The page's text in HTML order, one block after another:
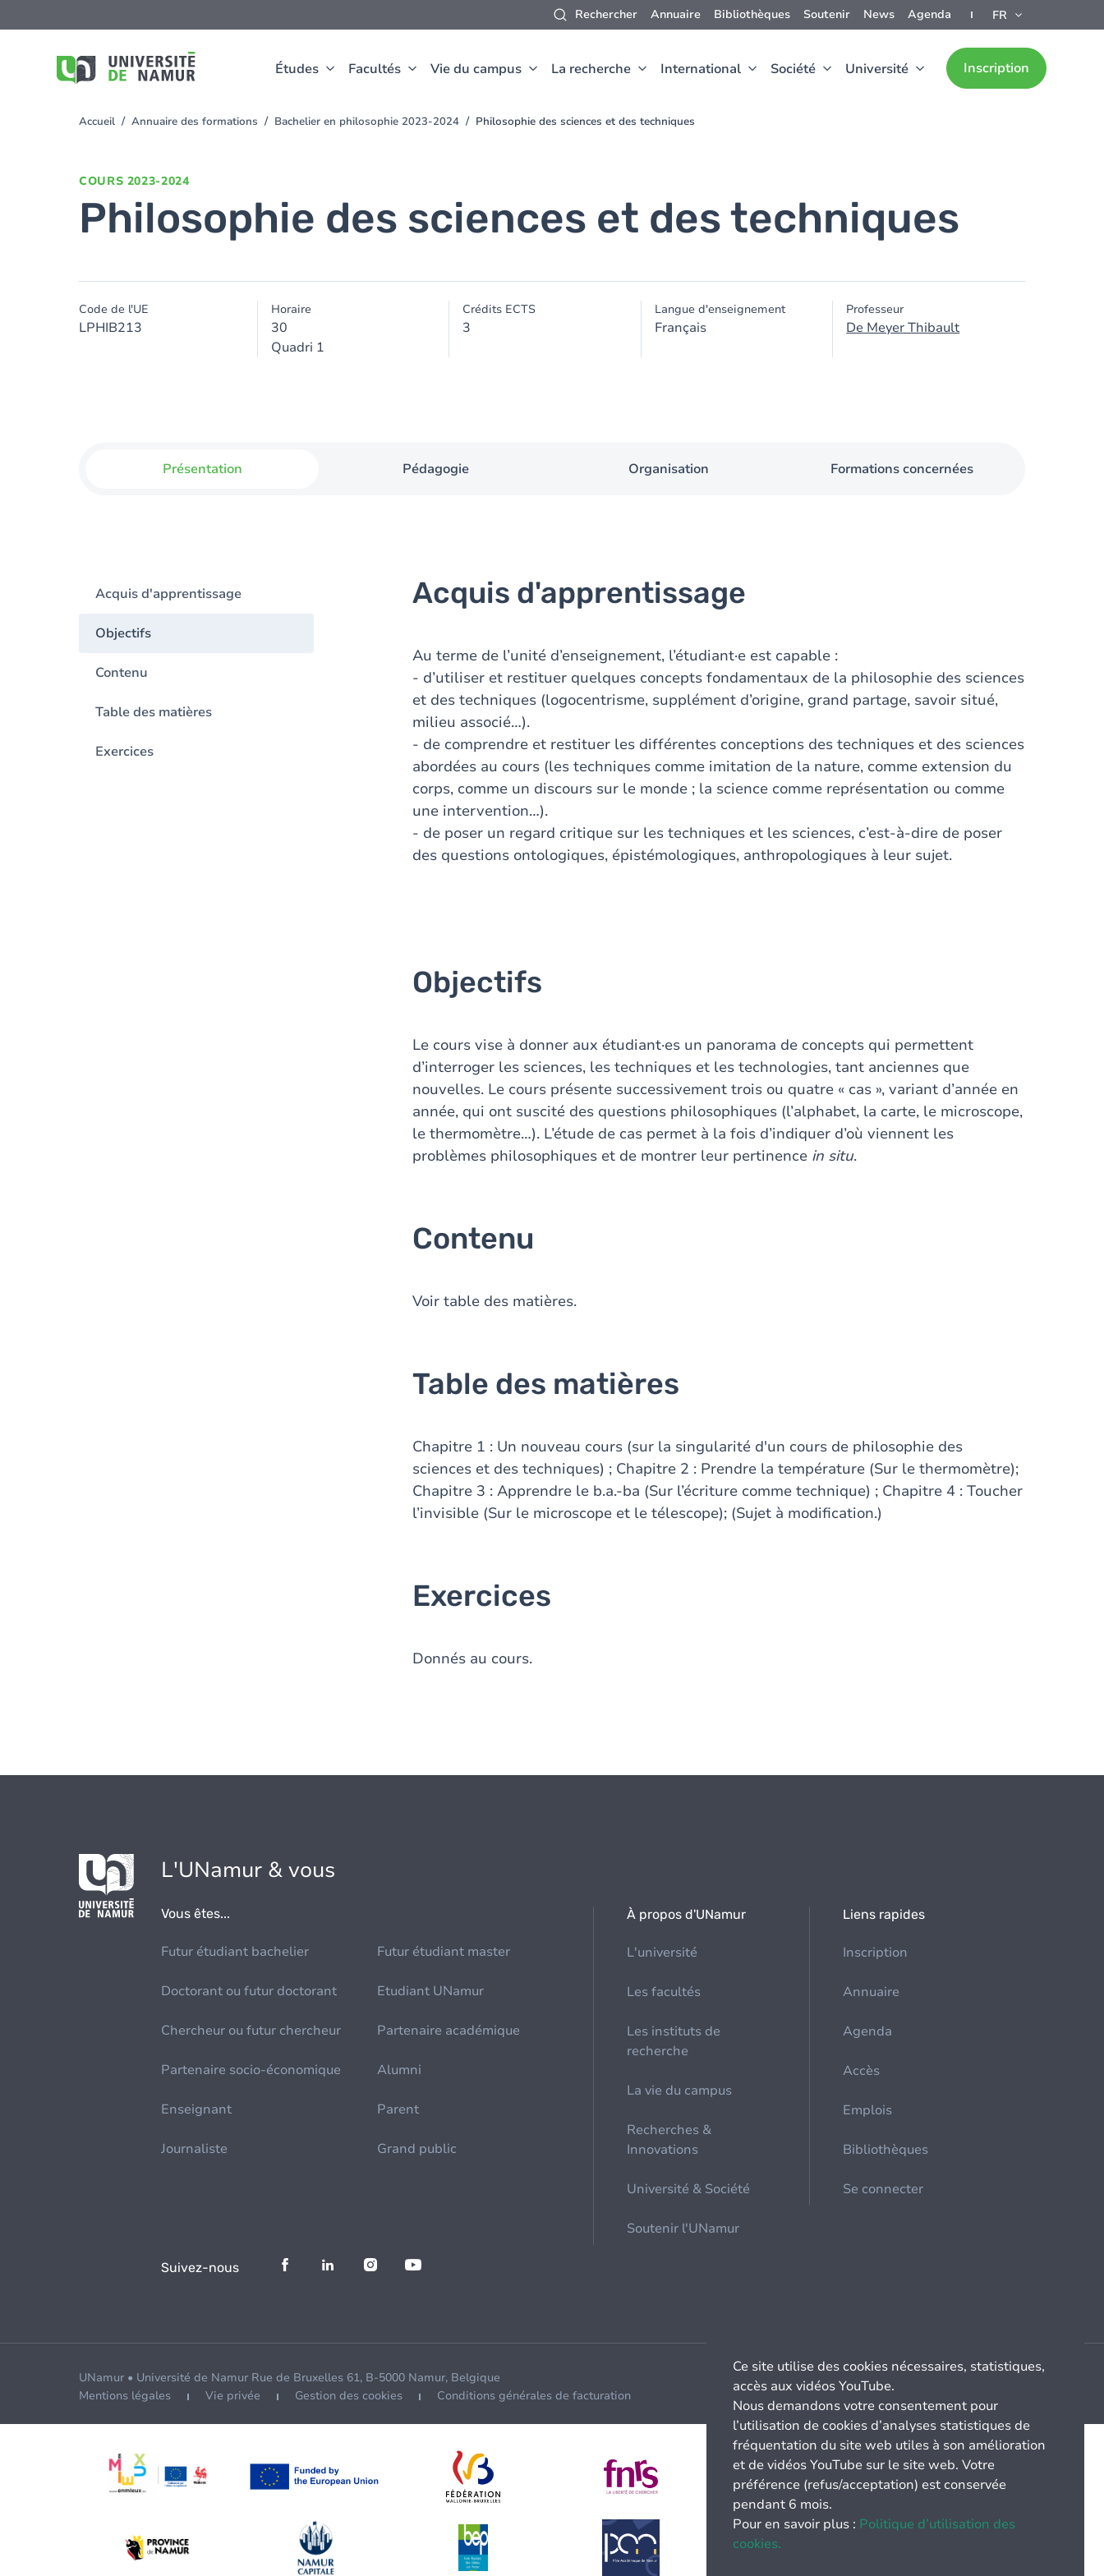
Rechercher Annuaire Bibliothèques Soutenir News Agenda FR
Études Facultés Vie du campus La recherche International Société Université Inscription
au
You
Accueil Annuaire des formations Bachelier en philosophie 2023-2024 Philosophie des sciences et des techniques
COURS 2023-2024
Philosophie des sciences et des techniques
Code de l'UE
LPHIB213
Horaire
30
Quadri 1
Crédits ECTS
3
Langue d'enseignement
Français
Professeur
De Meyer Thibault
Présentation Pédagogie Organisation Formations concernées
Acquis d'apprentissage
Objectifs
Contenu
Table des matières
Exercices
Acquis d'apprentissage
Au terme de l’unité d’enseignement, l’étudiant·e est capable :
- d’utiliser et restituer quelques concepts fondamentaux de la philosophie des sciences
et des techniques (logocentrisme, supplément d’origine, grand partage, savoir situé,
milieu associé…).
- de comprendre et restituer les différentes conceptions des techniques et des sciences
abordées au cours (les techniques comme imitation de la nature, comme extension du
corps, comme un discours sur le monde ; la science comme représentation ou comme
une intervention…).
- de poser un regard critique sur les techniques et les sciences, c’est-à-dire de poser
des questions ontologiques, épistémologiques, anthropologiques à leur sujet.
Objectifs
Le cours vise à donner aux étudiant·es un panorama de concepts qui permettent
d’interroger les sciences, les techniques et les technologies, tant anciennes que
nouvelles. Le cours présente successivement trois ou quatre « cas », variant d’année en
année, qui ont suscité des questions philosophiques (l’alphabet, la carte, le microscope,
le thermomètre…). L’étude de cas permet à la fois d’indiquer d’où viennent les
problèmes philosophiques et de montrer leur pertinence in situ.
Contenu
Voir table des matières.
Table des matières
Chapitre 1 : Un nouveau cours (sur la singularité d'un cours de philosophie des
sciences et des techniques) ; Chapitre 2 : Prendre la température (Sur le thermomètre);
Chapitre 3 : Apprendre le b.a.-ba (Sur l’écriture comme technique) ; Chapitre 4 : Toucher
l’invisible (Sur le microscope et le télescope); (Sujet à modification.)
Exercices
Donnés au cours.
L'UNamur & vous
Vous êtes...
Futur étudiant bachelier Futur étudiant master
Doctorant ou futur doctorant Etudiant UNamur
Chercheur ou futur chercheur Partenaire académique
Partenaire socio-économique Alumni
Enseignant Parent
Journaliste Grand public
À propos d'UNamur
L'université
Les facultés
Les instituts de
recherche
La vie du campus
Recherches &
Innovations
Université & Société
Soutenir l'UNamur
Liens rapides
Inscription
Annuaire
Agenda
Accès
Emplois
Bibliothèques
Se connecter
Suivez-nous
UNamur • Université de Namur Rue de Bruxelles 61, B-5000 Namur, Belgique
Mentions légales
Vie privée Gestion des cookies Conditions générales de facturation
Ce site utilise des cookies nécessaires, statistiques,
accès aux vidéos YouTube.
Nous demandons votre consentement pour
l’utilisation de cookies d’analyses statistiques de
fréquentation du site web utiles à son amélioration
et de vidéos YouTube sur le site web. Votre
préférence (refus/acceptation) est conservée
pendant 6 mois.
Pour en savoir plus : Politique d’utilisation des
cookies.